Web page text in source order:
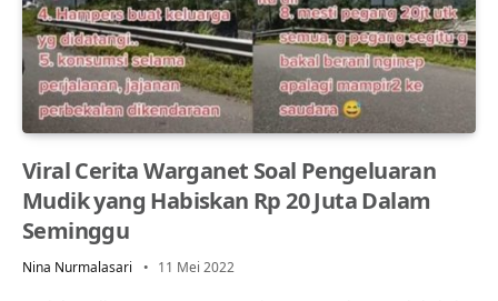
Viral Cerita Warganet Soal Pengeluaran
Mudik yang Habiskan Rp 20 Juta Dalam
Seminggu
Nina Nurmalasari 11 Mei 2022